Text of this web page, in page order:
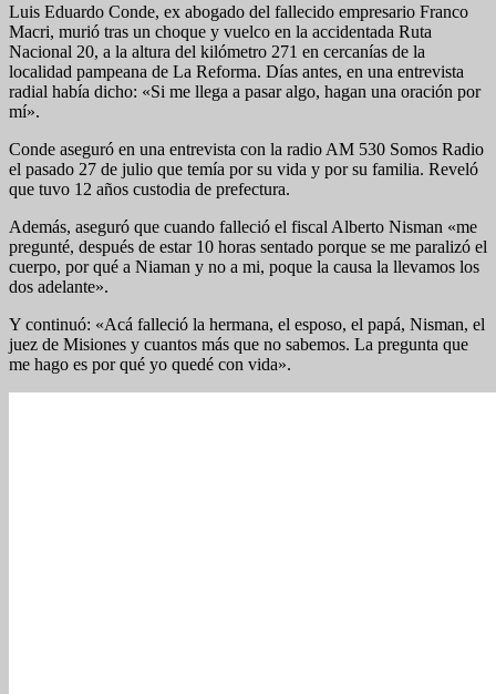
Luis Eduardo Conde, ex abogado del fallecido empresario Franco
Macri, murió tras un choque y vuelco en la accidentada Ruta
Nacional 20, a la altura del kilómetro 271 en cercanías de la
localidad pampeana de La Reforma. Días antes, en una entrevista
radial había dicho: «Si me llega a pasar algo, hagan una oración por
mí».
Conde aseguró en una entrevista con la radio AM 530 Somos Radio
el pasado 27 de julio que temía por su vida y por su familia. Reveló
que tuvo 12 años custodia de prefectura.
Además, aseguró que cuando falleció el fiscal Alberto Nisman «me
pregunté, después de estar 10 horas sentado porque se me paralizó el
cuerpo, por qué a Niaman y no a mi, poque la causa la llevamos los
dos adelante».
Y continuó: «Acá falleció la hermana, el esposo, el papá, Nisman, el
juez de Misiones y cuantos más que no sabemos. La pregunta que
me hago es por qué yo quedé con vida».